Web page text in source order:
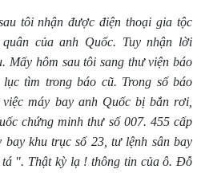
tôi nhận được điện thoại gia tộc
của anh Quốc. Tuy nhận lời
Mấy hôm sau tôi sang thư viện báo
tìm trong báo cũ. Trong số báo
việc máy bay anh Quốc bị bắn rơi,
chứng minh thư số 007. 455 cấp
bay khu trục số 23, tư lệnh sân bay
". Thật kỳ lạ ! thông tin của ô. Đỗ